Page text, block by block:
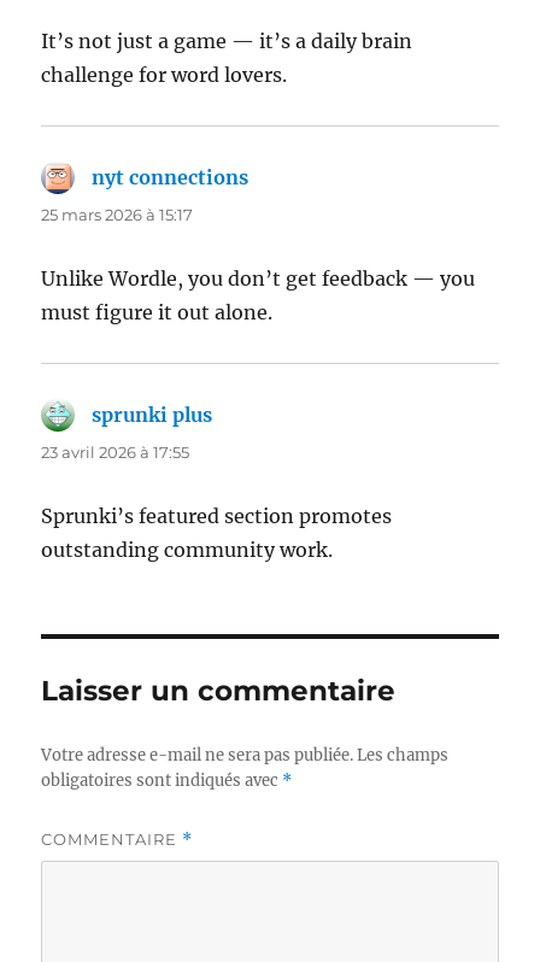
It’s not just a game — it’s a daily brain
challenge for word lovers.
nyt connections
25 mars 2026 à 15:17
Unlike Wordle, you don’t get feedback — you
must figure it out alone.
sprunki plus
23 avril 2026 à 17:55
Sprunki’s featured section promotes
outstanding community work.
Laisser un commentaire
Votre adresse e-mail ne sera pas publiée. Les champs
obligatoires sont indiqués avec *
COMMENTAIRE *